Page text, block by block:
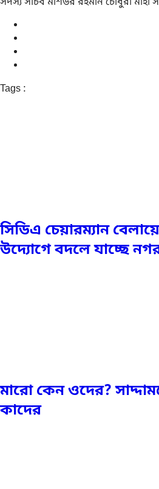
Tags :
সিডিএ চেয়ারম্যান
উদ্যোগে বদলে যাচ্ছে
মারো কেন ওদের?
কাদের